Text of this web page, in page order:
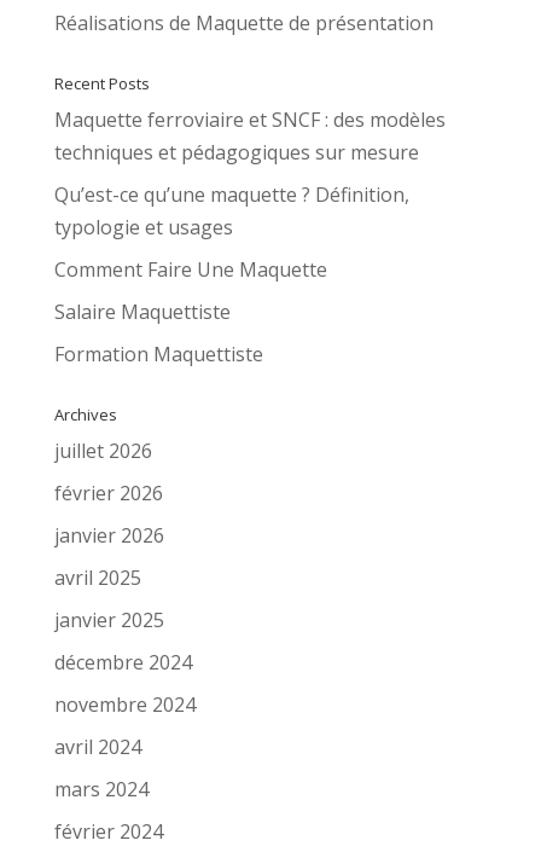
Réalisations de Maquette de présentation
Recent Posts
Maquette ferroviaire et SNCF : des modèles
techniques et pédagogiques sur mesure
Qu’est-ce qu’une maquette ? Définition,
typologie et usages
Comment Faire Une Maquette
Salaire Maquettiste
Formation Maquettiste
Archives
juillet 2026
février 2026
janvier 2026
avril 2025
janvier 2025
décembre 2024
novembre 2024
avril 2024
mars 2024
février 2024